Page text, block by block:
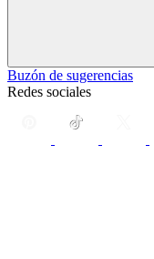
Buzón de sugerencias
Redes sociales